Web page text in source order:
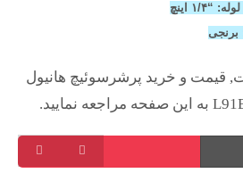
۴ اینچ
قیمت و خرید پرشرسوئیچ هانیول